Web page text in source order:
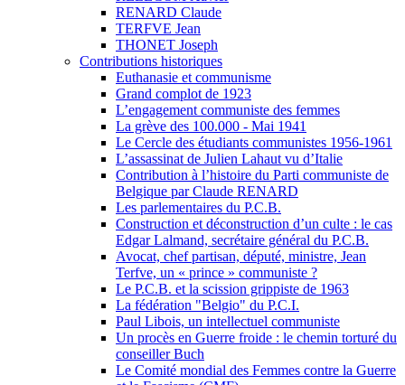
RENARD Claude
TERFVE Jean
THONET Joseph
Contributions historiques
Euthanasie et communisme
Grand complot de 1923
L’engagement communiste des femmes
La grève des 100.000 - Mai 1941
Le Cercle des étudiants communistes 1956-1961
L’assassinat de Julien Lahaut vu d’Italie
Contribution à l’histoire du Parti communiste de
Belgique par Claude RENARD
Les parlementaires du P.C.B.
Construction et déconstruction d’un culte : le cas
Edgar Lalmand, secrétaire général du P.C.B.
Avocat, chef partisan, député, ministre, Jean
Terfve, un « prince » communiste ?
Le P.C.B. et la scission grippiste de 1963
La fédération "Belgio" du P.C.I.
Paul Libois, un intellectuel communiste
Un procès en Guerre froide : le chemin torturé du
conseiller Buch
Le Comité mondial des Femmes contre la Guerre